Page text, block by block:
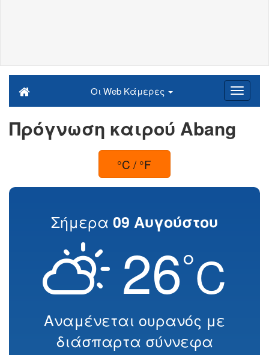
Οι Web Κάμερες
Πρόγνωση καιρού Abang
°C / °F
Σήμερα 09 Αυγούστου
26°C
Αναμένεται ουρανός με
διάσπαρτα σύννεφα